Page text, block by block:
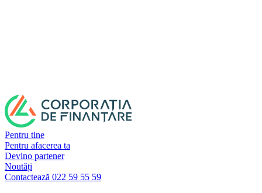
Pentru tine
Pentru afacerea ta
Devino partener
Noutăți
Contactează 022 59 55 59